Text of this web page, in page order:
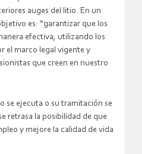
auges del litio. En un
es: “garantizar que los
efectiva, utilizando los
el marco legal vigente y
que creen en nuestro
se ejecuta o su tramitación se
retrasa la posibilidad de que
y mejore la calidad de vida